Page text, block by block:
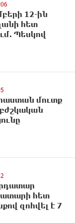
12-ին
հետ
Պեսկով
մուտք
հետ
զոհվել է 7